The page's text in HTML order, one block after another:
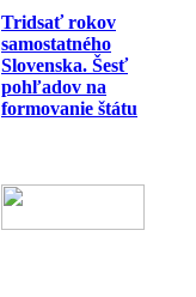
Tridsať rokov
samostatného
Slovenska. Šesť
pohľadov na
formovanie štátu